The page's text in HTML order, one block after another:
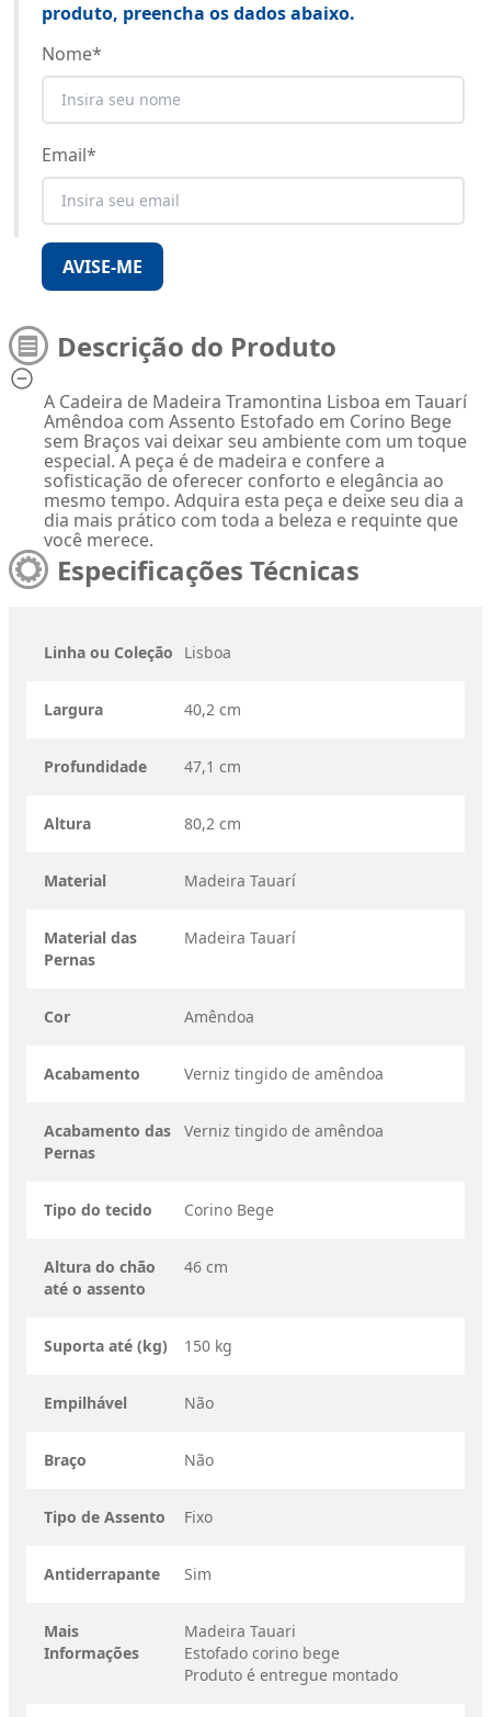
produto, preencha os dados abaixo.
Nome*
Email*
AVISE-ME
Descrição do Produto
A Cadeira de Madeira Tramontina Lisboa em Tauarí
Amêndoa com Assento Estofado em Corino Bege
sem Braços vai deixar seu ambiente com um toque
especial. A peça é de madeira e confere a
sofisticação de oferecer conforto e elegância ao
mesmo tempo. Adquira esta peça e deixe seu dia a
dia mais prático com toda a beleza e requinte que
você merece.
Especificações Técnicas
Linha ou Coleção Lisboa
Largura 40,2 cm
Profundidade 47,1 cm
Altura 80,2 cm
Material Madeira Tauarí
Material das
Pernas
Madeira Tauarí
Cor Amêndoa
Acabamento Verniz tingido de amêndoa
Acabamento das
Pernas
Verniz tingido de amêndoa
Tipo do tecido Corino Bege
Altura do chão
até o assento
46 cm
Suporta até (kg) 150 kg
Empilhável Não
Braço Não
Tipo de Assento Fixo
Antiderrapante Sim
Mais
Informações
Madeira Tauari
Estofado corino bege
Produto é entregue montado